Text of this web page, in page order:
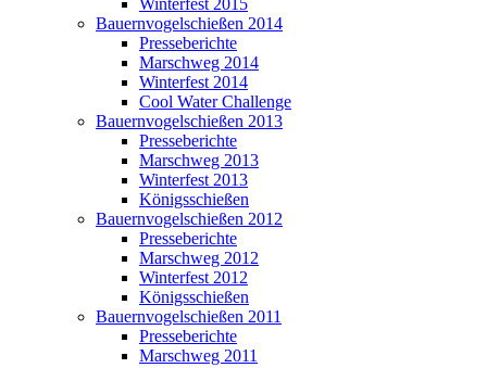
Bauernvogelschießen 2014
Presseberichte
Marschweg 2014
Winterfest 2014
Cool Water Challenge
Bauernvogelschießen 2013
Presseberichte
Marschweg 2013
Winterfest 2013
Königsschießen
Bauernvogelschießen 2012
Presseberichte
Marschweg 2012
Winterfest 2012
Königsschießen
Bauernvogelschießen 2011
Presseberichte
Marschweg 2011